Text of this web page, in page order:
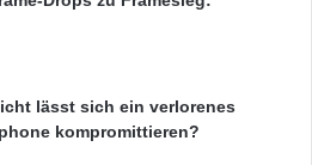
lässt sich ein verlorenes
kompromittieren?